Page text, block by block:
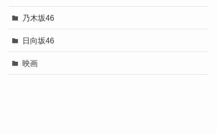
乃木坂46
日向坂46
映画